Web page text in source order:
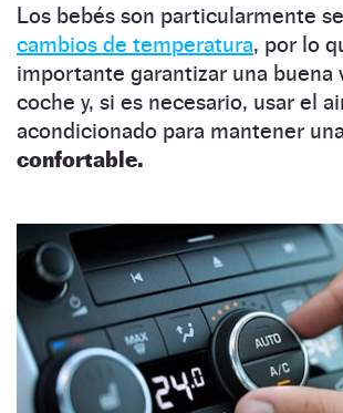
Los bebés son particularmente
cambios de temperatura, por lo
importante garantizar una buena
coche y, si es necesario, usar el
acondicionado para mantener una
confortable.